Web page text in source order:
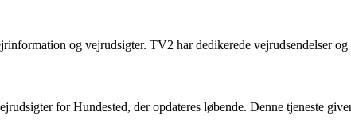
og vejrudsigter. TV2 har dedikerede vejrudsendelser
for Hundested, der opdateres løbende. Denne tjeneste